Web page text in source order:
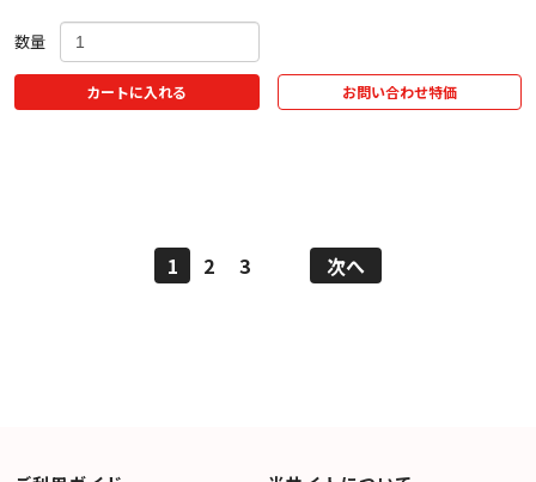
数量
カートに入れる お問い合わせ特価
1 2 3 次へ